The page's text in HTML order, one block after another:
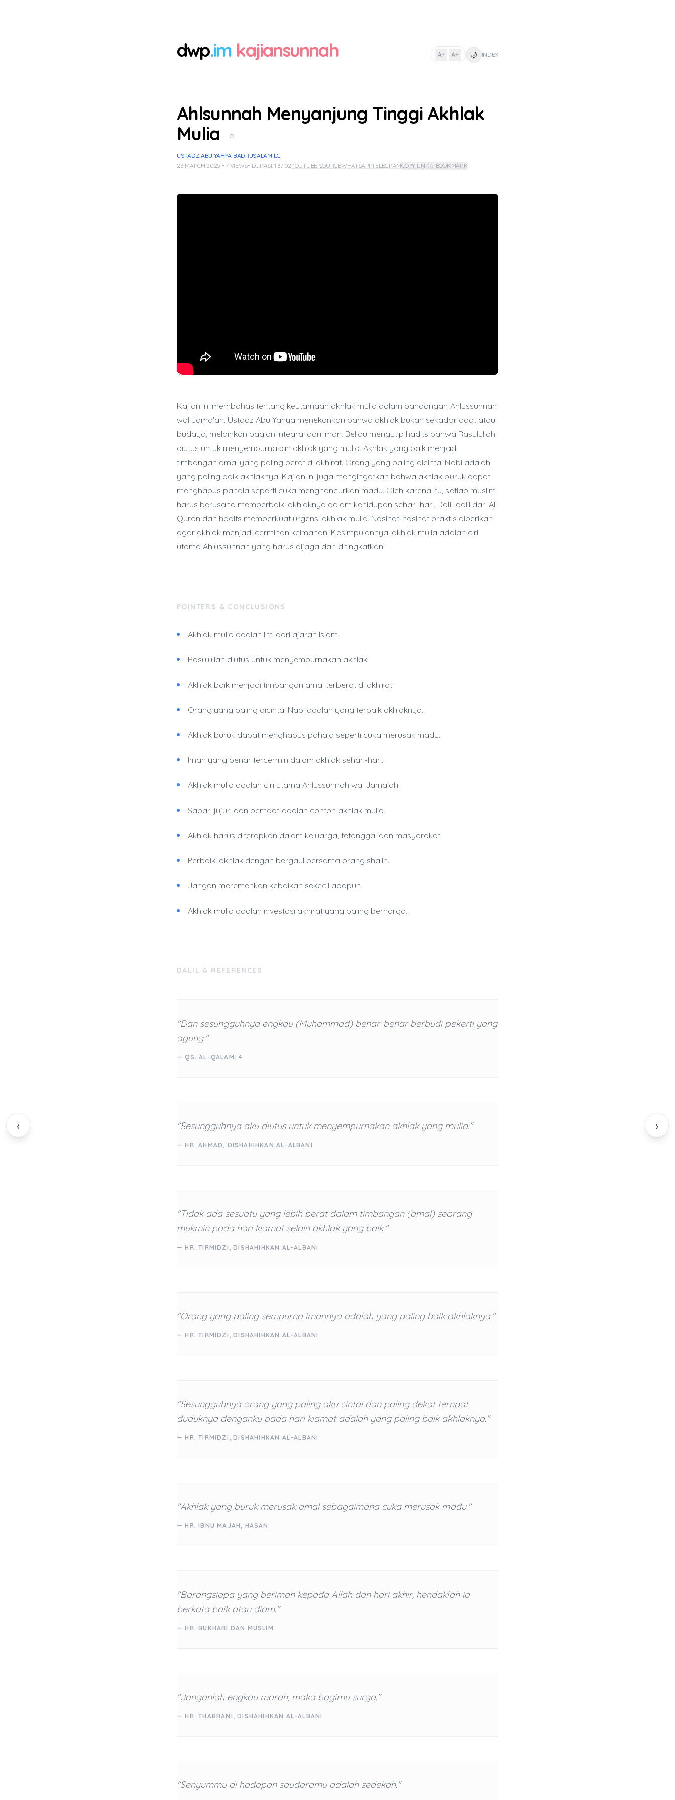
dwp.im kajiansunnah A- | A+ 🌙 INDEX
‹ ›
Ahlsunnah Menyanjung Tinggi Akhlak
Mulia
○
USTADZ ABU YAHYA BADRUSALAM LC.
23 MARCH 2025 • 7 VIEWS• DURASI: 1:37:02YOUTUBE SOURCEWHATSAPPTELEGRAMCOPY LINK☆ BOOKMARK
Kajian ini membahas tentang keutamaan akhlak mulia dalam pandangan Ahlussunnah
wal Jama'ah. Ustadz Abu Yahya menekankan bahwa akhlak bukan sekadar adat atau
budaya, melainkan bagian integral dari iman. Beliau mengutip hadits bahwa Rasulullah
diutus untuk menyempurnakan akhlak yang mulia. Akhlak yang baik menjadi
timbangan amal yang paling berat di akhirat. Orang yang paling dicintai Nabi adalah
yang paling baik akhlaknya. Kajian ini juga mengingatkan bahwa akhlak buruk dapat
menghapus pahala seperti cuka menghancurkan madu. Oleh karena itu, setiap muslim
harus berusaha memperbaiki akhlaknya dalam kehidupan sehari-hari. Dalil-dalil dari Al-
Quran dan hadits memperkuat urgensi akhlak mulia. Nasihat-nasihat praktis diberikan
agar akhlak menjadi cerminan keimanan. Kesimpulannya, akhlak mulia adalah ciri
utama Ahlussunnah yang harus dijaga dan ditingkatkan.
POINTERS & CONCLUSIONS
Akhlak mulia adalah inti dari ajaran Islam.
Rasulullah diutus untuk menyempurnakan akhlak.
Akhlak baik menjadi timbangan amal terberat di akhirat.
Orang yang paling dicintai Nabi adalah yang terbaik akhlaknya.
Akhlak buruk dapat menghapus pahala seperti cuka merusak madu.
Iman yang benar tercermin dalam akhlak sehari-hari.
Akhlak mulia adalah ciri utama Ahlussunnah wal Jama'ah.
Sabar, jujur, dan pemaaf adalah contoh akhlak mulia.
Akhlak harus diterapkan dalam keluarga, tetangga, dan masyarakat.
Perbaiki akhlak dengan bergaul bersama orang shalih.
Jangan meremehkan kebaikan sekecil apapun.
Akhlak mulia adalah investasi akhirat yang paling berharga.
DALIL & REFERENCES
"Dan sesungguhnya engkau (Muhammad) benar-benar berbudi pekerti yang
agung."
— QS. AL-QALAM: 4
"Sesungguhnya aku diutus untuk menyempurnakan akhlak yang mulia."
— HR. AHMAD, DISHAHIHKAN AL-ALBANI
"Tidak ada sesuatu yang lebih berat dalam timbangan (amal) seorang
mukmin pada hari kiamat selain akhlak yang baik."
— HR. TIRMIDZI, DISHAHIHKAN AL-ALBANI
"Orang yang paling sempurna imannya adalah yang paling baik akhlaknya."
— HR. TIRMIDZI, DISHAHIHKAN AL-ALBANI
"Sesungguhnya orang yang paling aku cintai dan paling dekat tempat
duduknya denganku pada hari kiamat adalah yang paling baik akhlaknya."
— HR. TIRMIDZI, DISHAHIHKAN AL-ALBANI
"Akhlak yang buruk merusak amal sebagaimana cuka merusak madu."
— HR. IBNU MAJAH, HASAN
"Barangsiapa yang beriman kepada Allah dan hari akhir, hendaklah ia
berkata baik atau diam."
— HR. BUKHARI DAN MUSLIM
"Janganlah engkau marah, maka bagimu surga."
— HR. THABRANI, DISHAHIHKAN AL-ALBANI
"Senyummu di hadapan saudaramu adalah sedekah."